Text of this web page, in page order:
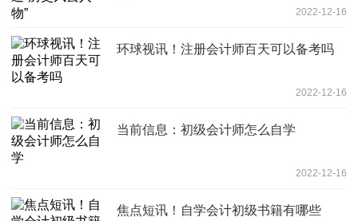
2022-12-16
环球视讯！注册会计师百天可以备考吗
2022-12-16
当前信息：初级会计师怎么自学
2022-12-16
焦点短讯！自学会计初级书籍有哪些